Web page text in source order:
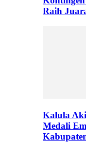
Raih
Kalula
Medali